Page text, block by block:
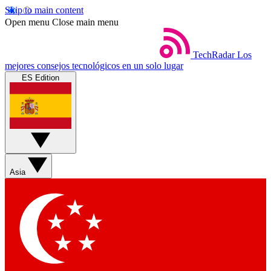
Skip to main content
Open menu Close main menu
TechRadar Los
mejores consejos tecnológicos en un solo lugar
ES Edition
Asia